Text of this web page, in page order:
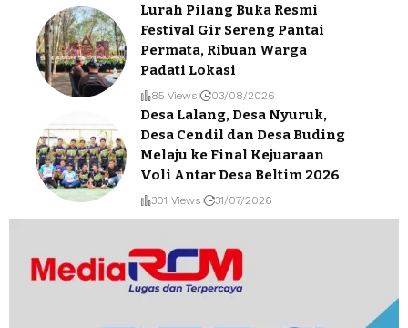
Lurah Pilang Buka Resmi
Festival Gir Sereng Pantai
Permata, Ribuan Warga
Padati Lokasi
85 Views 03/08/2026
Desa Lalang, Desa Nyuruk,
Desa Cendil dan Desa Buding
Melaju ke Final Kejuaraan
Voli Antar Desa Beltim 2026
301 Views 31/07/2026